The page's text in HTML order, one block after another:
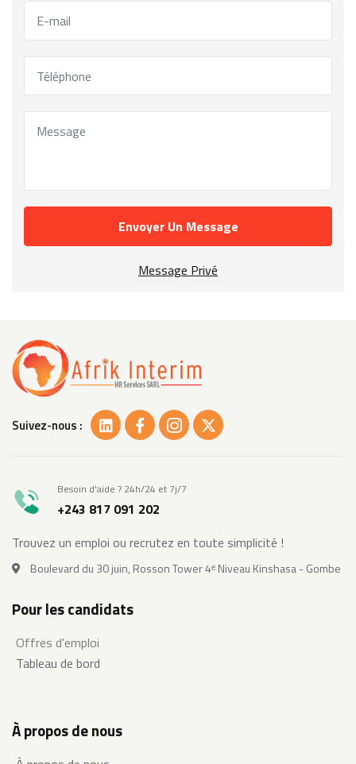
Envoyer Un Message
Message Privé
Suivez-nous :
Besoin d'aide ? 24h/24 et 7j/7
+243 817 091 202
Trouvez un emploi ou recrutez en toute simplicité !
Boulevard du 30 juin, Rosson Tower 4ᵉ Niveau Kinshasa - Gombe
Pour les candidats
Offres d'emploi
Tableau de bord
À propos de nous